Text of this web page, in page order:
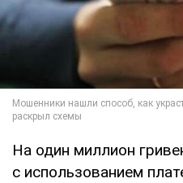
На один миллион
с использованием